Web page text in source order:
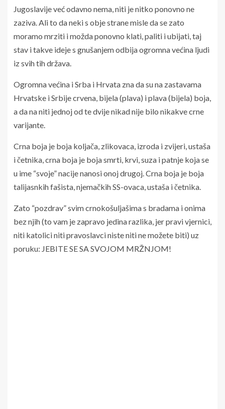
Jugoslavije već odavno nema, niti je nitko ponovno ne
zaziva. Ali to da neki s obje strane misle da se zato
moramo mrziti i možda ponovno klati, paliti i ubijati, taj
stav i takve ideje s gnušanjem odbija ogromna većina ljudi
iz svih tih država.
Ogromna većina i Srba i Hrvata zna da su na zastavama
Hrvatske i Srbije crvena, bijela (plava) i plava (bijela) boja,
a da na niti jednoj od te dvije nikad nije bilo nikakve crne
varijante.
Crna boja je boja koljača, zlikovaca, izroda i zvijeri, ustaša
i četnika, crna boja je boja smrti, krvi, suza i patnje koja se
u ime “svoje” nacije nanosi onoj drugoj. Crna boja je boja
talijasnkih fašista, njemačkih SS-ovaca, ustaša i četnika.
Zato “pozdrav” svim crnokošuljašima s bradama i onima
bez njih (to vam je zapravo jedina razlika, jer pravi vjernici,
niti katolici niti pravoslavci niste niti ne možete biti) uz
poruku: JEBITE SE SA SVOJOM MRŽNJOM!